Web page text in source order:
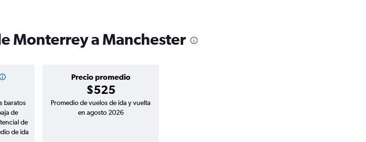
Monterrey a Manchester
Precio promedio
$525
baratos
de
de
de ida
Promedio de vuelos de ida y vuelta
en agosto 2026